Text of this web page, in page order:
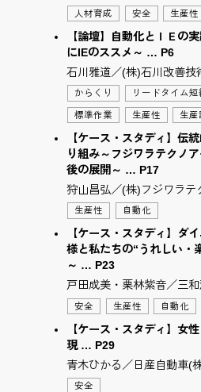
人材育成 安全 生産性
【論壇】自動化とＩＥの
にIEのススメ～ … P6
石川雅道／(株)石川改善技
からくり リードタイム短
標準作業 生産性 生産
【ケース・スタディ】伝
り組み～フジワラテクノ
後の展開～ … P17
狩山昌弘／(株)フジワラテ
生産性 自動化
【ケース・スタディ】ダ
様と私たちの“うれしい・
～ … P23
戸田成美・栗林紫音／三
安全 生産性 自動化
【ケース・スタディ】女
現 … P29
青木ひかる／日産自動車(
安全